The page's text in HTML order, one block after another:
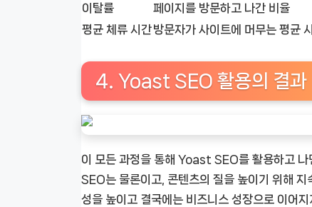
이탈률
페이지를 방문하고 나간 비율
평균 체류 시간방문자가 사이트에 머무는 평균
4. Yoast SEO 활용의 결과
이 모든 과정을 통해 Yoast SEO를 활용하고 나
SEO는 물론이고, 콘텐츠의 질을 높이기 위해
성을 높이고 결국에는 비즈니스 성장으로 이어